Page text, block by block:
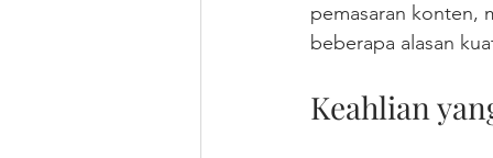
pemasaran konten,
beberapa alasan
Keahlian